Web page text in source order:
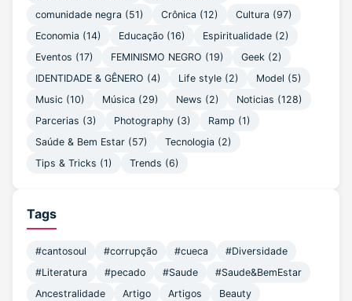
comunidade negra (51) Crônica (12) Cultura (97)
Economia (14) Educação (16) Espiritualidade (2)
Eventos (17) FEMINISMO NEGRO (19) Geek (2)
IDENTIDADE & GÊNERO (4) Life style (2) Model (5)
Music (10) Música (29) News (2) Noticias (128)
Parcerias (3) Photography (3) Ramp (1)
Saúde & Bem Estar (57) Tecnologia (2)
Tips & Tricks (1) Trends (6)
Tags
#cantosoul #corrupção #cueca
#Diversidade
#Literatura
#pecado #Saude
#Saude&BemEstar
Ancestralidade
Artigo Artigos
Beauty